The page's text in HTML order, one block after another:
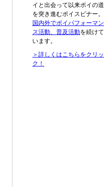
イと出会って以来ポイの道
を突き進むポイスピナー。
国内外でポイパフォーマン
ス活動、普及活動を続けて
います。
＞詳しくはこちらをクリッ
ク！